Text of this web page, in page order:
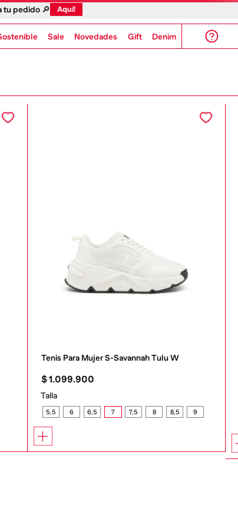
tu pedido 🔎 Aquí!
Sale Novedades Gift Denim
Tenis Para Mujer S-Savannah Tulu W
$1.099.900
Talla
5,5 6 6,5 7 7,5 8 8,5 9